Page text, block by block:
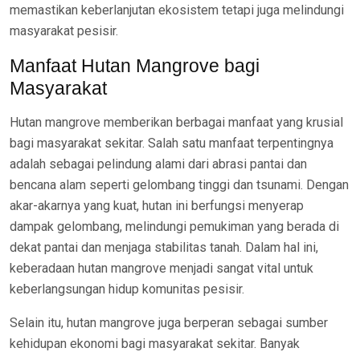
memastikan keberlanjutan ekosistem tetapi juga melindungi
masyarakat pesisir.
Manfaat Hutan Mangrove bagi
Masyarakat
Hutan mangrove memberikan berbagai manfaat yang krusial
bagi masyarakat sekitar. Salah satu manfaat terpentingnya
adalah sebagai pelindung alami dari abrasi pantai dan
bencana alam seperti gelombang tinggi dan tsunami. Dengan
akar-akarnya yang kuat, hutan ini berfungsi menyerap
dampak gelombang, melindungi pemukiman yang berada di
dekat pantai dan menjaga stabilitas tanah. Dalam hal ini,
keberadaan hutan mangrove menjadi sangat vital untuk
keberlangsungan hidup komunitas pesisir.
Selain itu, hutan mangrove juga berperan sebagai sumber
kehidupan ekonomi bagi masyarakat sekitar. Banyak